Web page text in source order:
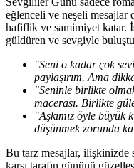
eğlenceli ve neşeli
hafiflik ve samimiyet katar.
güldüren ve sevgiyle
"Seni o kadar çok
paylaşırım. Ama
"Seninle birlikte
macerası. Birlikte
"Aşkımız öyle büyük
düşünmek zorunda
Bu tarz mesajlar, ilişkinizde
karşı tarafın gününü